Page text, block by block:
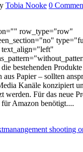
Tobia Nooke 0
row_type="row"
text_align="left"
bestehenden
Papier – sollten
Kanäle konzipiert
werden. Für das neue
Amazon benötigt....